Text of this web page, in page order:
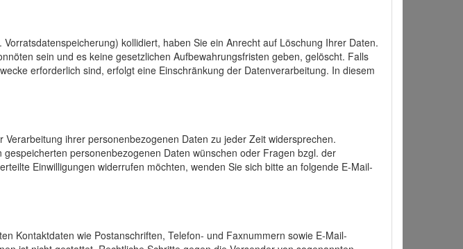
kollidiert, haben Sie ein Anrecht auf Löschung Ihrer Daten.
sein und es keine gesetzlichen Aufbewahrungsfristen geben, gelöscht. Falls
erforderlich sind, erfolgt eine Einschränkung der Datenverarbeitung. In diesem
ihrer personenbezogenen Daten zu jeder Zeit widersprechen.
personenbezogenen Daten wünschen oder Fragen bzgl. der
Einwilligungen widerrufen möchten, wenden Sie sich bitte an folgende E-Mail-
Kontaktdaten wie Postanschriften, Telefon- und Faxnummern sowie E-Mail-